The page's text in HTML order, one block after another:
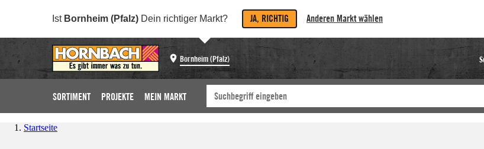
Ist Bornheim (Pfalz) Dein richtiger Markt? JA, RICHTIG Anderen Markt wählen
Bornheim (Pfalz)
SORTIMENT PROJEKTE MEIN MARKT
Startseite